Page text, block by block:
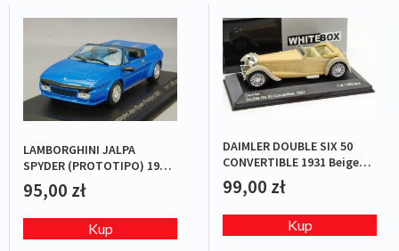
LAMBORGHINI JALPA
SPYDER (PROTOTIPO) 1987
BLUE L.E.1/1000
95,00 zł
Kup
DAIMLER DOUBLE SIX 50
CONVERTIBLE 1931 Beige
L.E.1/1000
99,00 zł
Kup